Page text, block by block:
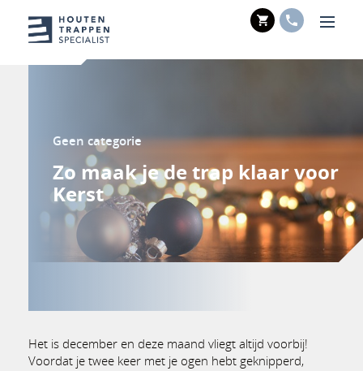
Geen categorie
Zo maak je de trap klaar voor
Kerst
Het is december en deze maand vliegt altijd voorbij!
Voordat je twee keer met je ogen hebt geknipperd,